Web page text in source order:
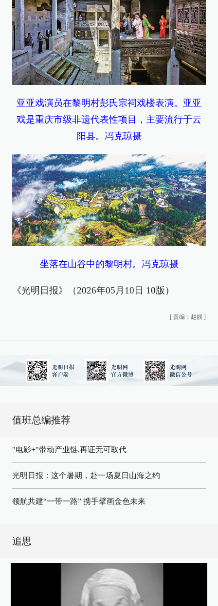
亚亚戏演员在黎明村彭氏宗祠戏楼表演。亚亚
戏是重庆市级非遗代表性项目，主要流行于云
阳县。 冯克琼摄
坐落在山谷中的黎明村。 冯克琼摄
《光明日报》（2026年05月10日 10版）
[ 责编：赵靓 ]
值班总编推荐
"电影+"带动产业链,再证无可取代
光明日报：这个暑期，赴一场夏日山海之约
领航共建“一带一路” 携手擘画金色未来
追思